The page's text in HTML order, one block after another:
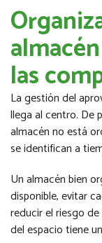
las
La gestión del
llega al centro. De
almacén no está
se identifican a
Un almacén bien
disponible, evitar
reducir el riesgo
del espacio tiene